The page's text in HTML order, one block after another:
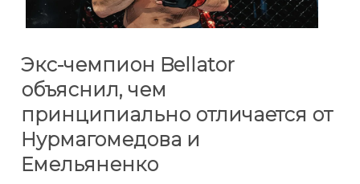
Экс-чемпион Bellator
объяснил, чем
принципиально отличается от
Нурмагомедова и
Емельяненко